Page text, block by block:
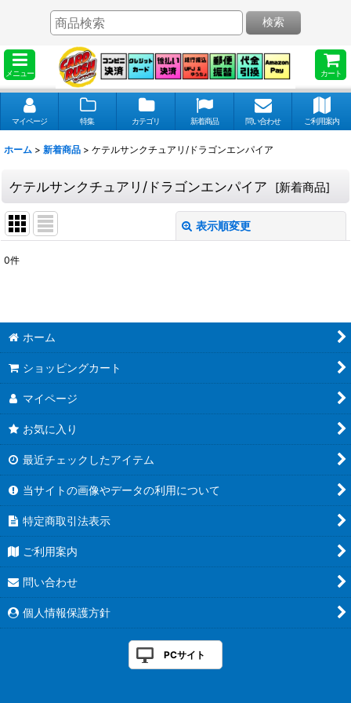
メニュー カート
検索
マイページ 特集 カテゴリ 新着商品 問い合わせ ご利用案内
ホーム > 新着商品 > ケテルサンクチュアリ/ドラゴンエンパイア
ケテルサンクチュアリ/ドラゴンエンパイア [新着商品]
表示順変更
絞り込む
0件
ホーム
ショッピングカート
マイページ
お気に入り
最近チェックしたアイテム
当サイトの画像やデータの利用について
特定商取引法表示
ご利用案内
問い合わせ
個人情報保護方針
PCサイト